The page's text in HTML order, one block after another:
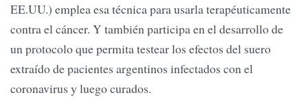
EE.UU.) emplea esa técnica para usarla terapéuticamente
contra el cáncer. Y también participa en el desarrollo de
un protocolo que permita testear los efectos del suero
extraído de pacientes argentinos infectados con el
coronavirus y luego curados.